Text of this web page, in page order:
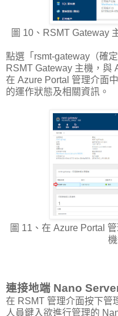
圖 10、RSMT Gateway
點選「rsmt-gateway（確
RSMT Gateway 主機，與
在 Azure Portal 管理介面
的運作狀態及相關資訊。
圖 11、在 Azure Portal
連接地端 Nano
在 RSMT 管理介面按下管
人員鍵入欲進行管理的